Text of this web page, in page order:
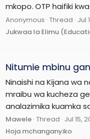
mkopo. OTP haifiki
Anonymous Thread Jul
Jukwaa la Elimu
Nitumie mbinu
Ninaishi na Kijana wa
mraibu wa kucheza
analazimika kuamka
Mawele Thread Jul 15,
Hoja mchanganyiko